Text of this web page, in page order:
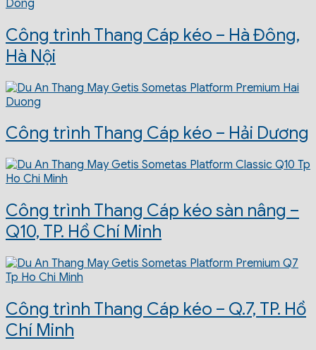
Công trình Thang Cáp kéo – Hà Đông,
Hà Nội
Công trình Thang Cáp kéo – Hải Dương
Công trình Thang Cáp kéo sàn nâng –
Q10, TP. Hồ Chí Minh
Công trình Thang Cáp kéo – Q.7, TP. Hồ
Chí Minh